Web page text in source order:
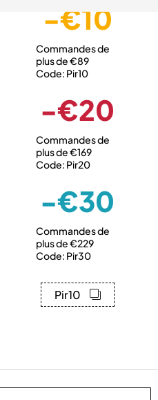
-€10
Commandes de
plus de €89
Code: Pir10
-€20
Commandes de
plus de €169
Code: Pir20
-€30
Commandes de
plus de €229
Code: Pir30
Pir10